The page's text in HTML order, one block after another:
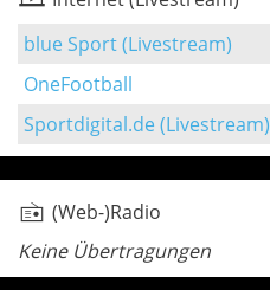
blue Sport (Livestream)
OneFootball
Sportdigital.de (Livestream)
(Web-)Radio
Keine Übertragungen